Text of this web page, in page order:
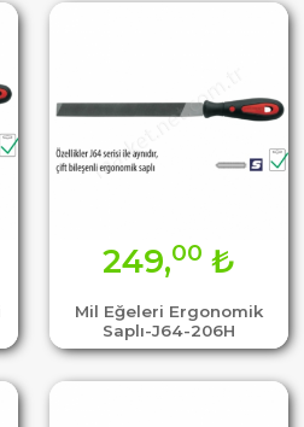
Mil Eğeleri Ergonomik
Saplı-J64-206H
249,00 ₺